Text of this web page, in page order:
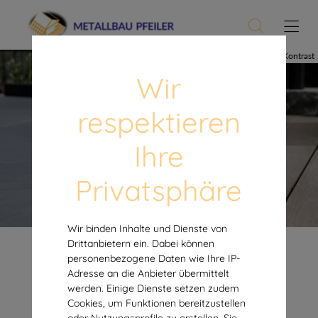
Hoher Kontrast
Tür und Tor
Wir
respektieren
Ihre
Privatsphäre
Wir binden Inhalte und Dienste von
Drittanbietern ein. Dabei können
personenbezogene Daten wie Ihre IP-
Adresse an die Anbieter übermittelt
werden. Einige Dienste setzen zudem
Cookies, um Funktionen bereitzustellen